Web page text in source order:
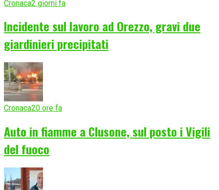
Cronaca2 giorni fa
Incidente sul lavoro ad Orezzo, gravi due
giardinieri precipitati
Cronaca20 ore fa
Auto in fiamme a Clusone, sul posto i Vigili
del fuoco